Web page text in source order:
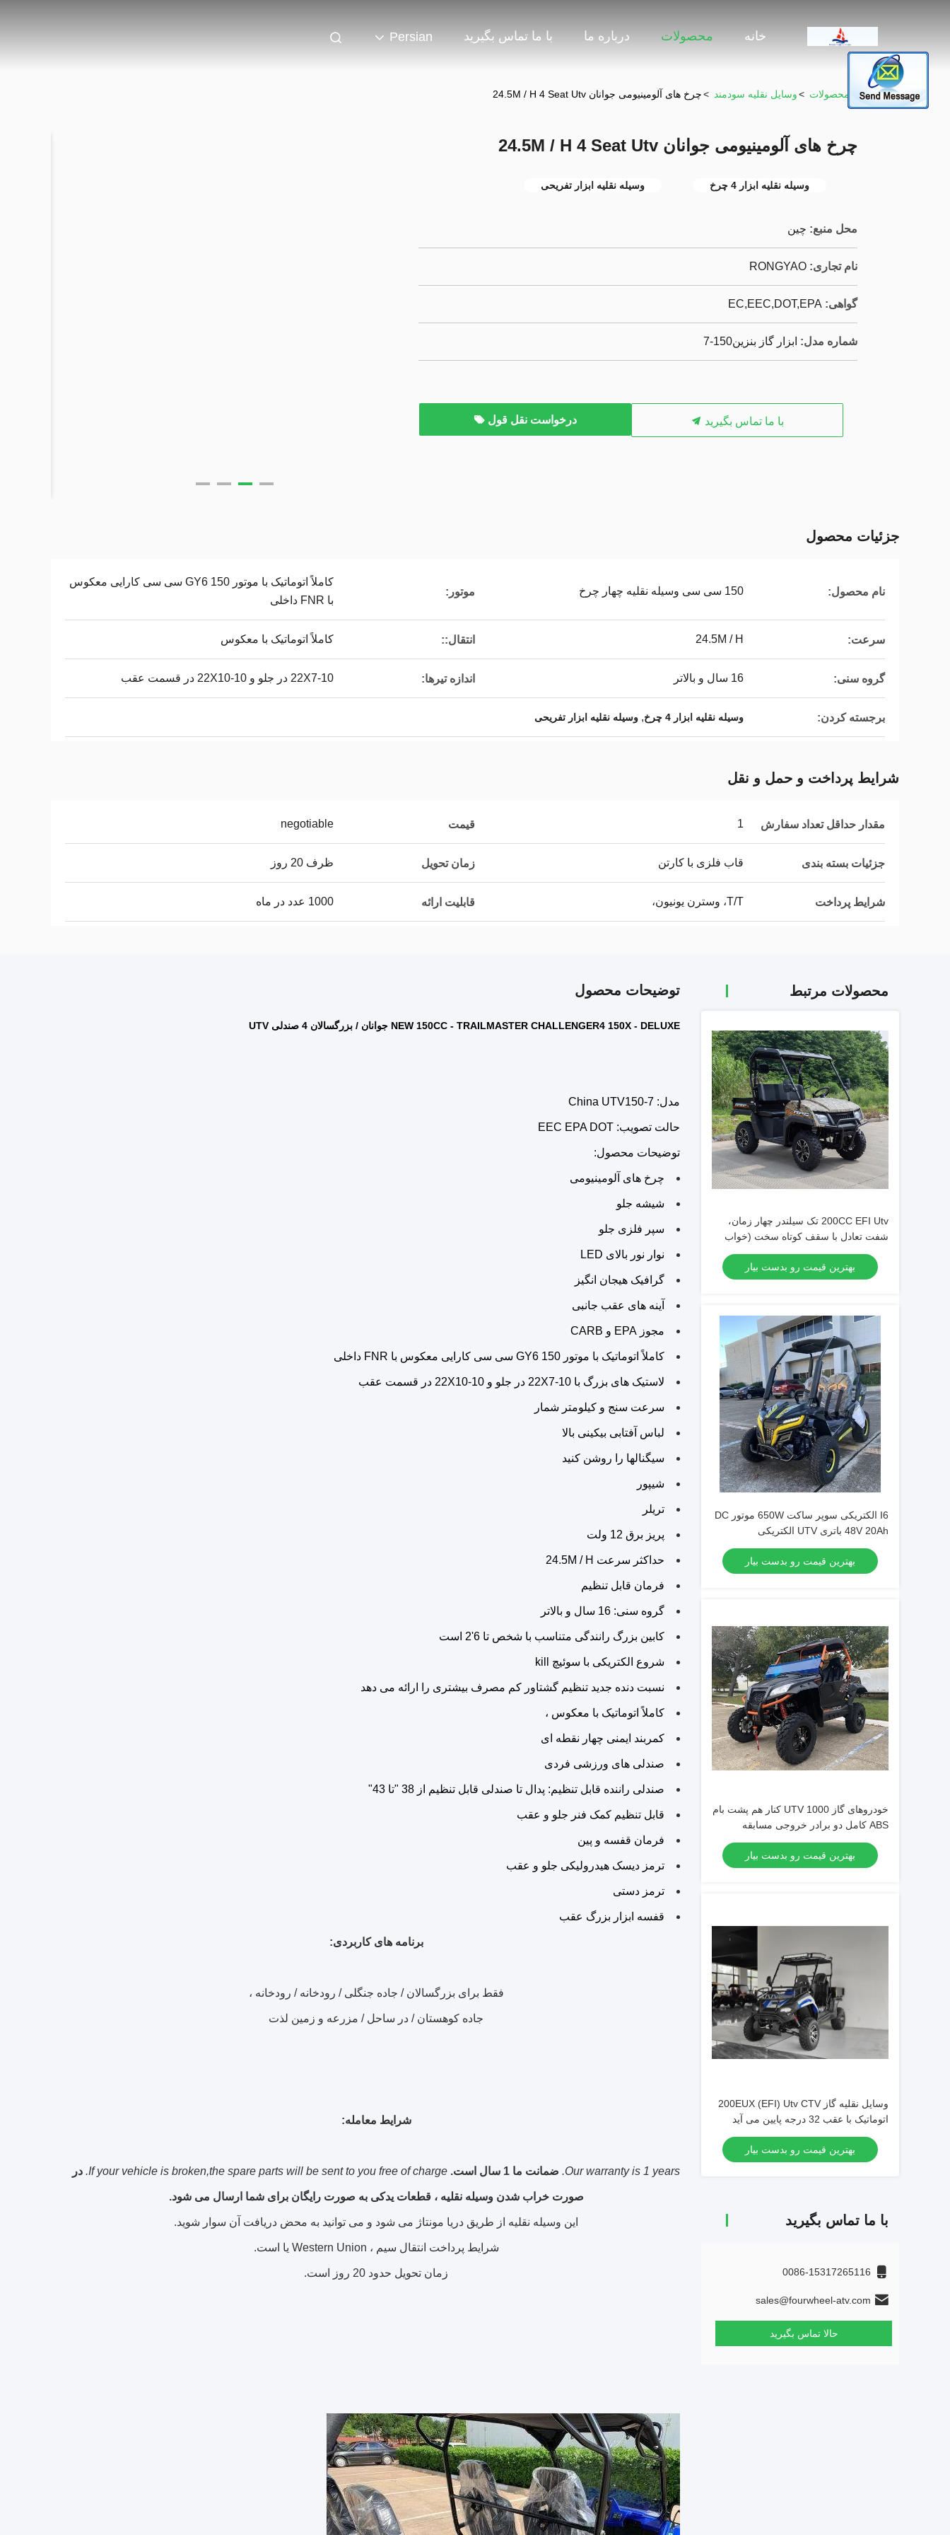
خانه محصولات درباره ما با ما تماس بگیرید Persian
خونه محصولات >وسایل نقلیه سودمند >چرخ های آلومینیومی جوانان 24.5M / H 4 Seat Utv
چرخ های آلومینیومی جوانان 24.5M / H 4 Seat Utv
وسیله نقلیه ابزار 4 چرخ وسیله نقلیه ابزار تفریحی
محل منبع: چين
نام تجاری: RONGYAO
گواهی: EC,EEC,DOT,EPA
شماره مدل: ابزار گاز بنزین150-7
با ما تماس بگیرید درخواست نقل قول
جزئیات محصول
نام محصول: 150 سی سی وسیله نقلیه چهار چرخ موتور:
کاملاً اتوماتیک با موتور GY6 150 سی سی کارایی معکوس
با FNR داخلی
سرعت: 24.5M / H انتقال:: کاملاً اتوماتیک با معکوس
گروه سنی: 16 سال و بالاتر اندازه تیرها: 22X7-10 در جلو و 22X10-10 در قسمت عقب
برجسته کردن: وسیله نقلیه ابزار 4 چرخ , وسیله نقلیه ابزار تفریحی
شرایط پرداخت و حمل و نقل
مقدار حداقل تعداد سفارش 1 قیمت negotiable
جزئیات بسته بندی قاب فلزی با کارتن زمان تحویل ظرف 20 روز
شرایط پرداخت T/T، وسترن یونیون، قابلیت ارائه 1000 عدد در ماه
محصولات مرتبط
200CC EFI Utv تک سیلندر چهار زمان،
شفت تعادل با سقف کوتاه سخت (خواب
تخلیه)
بهترین قیمت رو بدست بیار
I6 الکتریکی سوپر ساکت 650W موتور DC
48V 20Ah باتری UTV الکتریکی
بهترین قیمت رو بدست بیار
خودروهای گاز 1000 UTV کنار هم پشت بام
ABS کامل دو برادر خروجی مسابقه
بهترین قیمت رو بدست بیار
وسایل نقلیه گاز 200EUX (EFI) Utv CTV
اتوماتیک با عقب 32 درجه پایین می آید
بهترین قیمت رو بدست بیار
با ما تماس بگیرید
0086-15317265116
sales@fourwheel-atv.com
حالا تماس بگیرید
توضیحات محصول
NEW 150CC - TRAILMASTER CHALLENGER4 150X - DELUXE جوانان / بزرگسالان 4 صندلی UTV
مدل: China UTV150-7
حالت تصویب: EEC EPA DOT
توضیحات محصول:
چرخ های آلومینیومی
شیشه جلو
سپر فلزی جلو
نوار نور بالای LED
گرافیک هیجان انگیز
آینه های عقب جانبی
مجوز EPA و CARB
کاملاً اتوماتیک با موتور GY6 150 سی سی کارایی معکوس با FNR داخلی
لاستیک های بزرگ با 22X7-10 در جلو و 22X10-10 در قسمت عقب
سرعت سنج و کیلومتر شمار
لباس آفتابی بیکینی بالا
سیگنالها را روشن کنید
شیپور
تریلر
پریز برق 12 ولت
حداکثر سرعت 24.5M / H
فرمان قابل تنظیم
گروه سنی: 16 سال و بالاتر
کابین بزرگ رانندگی متناسب با شخص تا 6'2 است
شروع الکتریکی با سوئیچ kill
نسبت دنده جدید تنظیم گشتاور کم مصرف بیشتری را ارائه می دهد
کاملاً اتوماتیک با معکوس ،
کمربند ایمنی چهار نقطه ای
صندلی های ورزشی فردی
صندلی راننده قابل تنظیم: پدال تا صندلی قابل تنظیم از 38 "تا 43"
قابل تنظیم کمک فنر جلو و عقب
فرمان قفسه و پین
ترمز دیسک هیدرولیکی جلو و عقب
ترمز دستی
قفسه ابزار بزرگ عقب
برنامه های کاربردی:
فقط برای بزرگسالان / جاده جنگلی / رودخانه / رودخانه ،
جاده کوهستان / در ساحل / مزرعه و زمین لذت
شرایط معامله:
Our warranty is 1 years. ضمانت ما 1 سال است. If your vehicle is broken,the spare parts will be sent to you free of charge. در
صورت خراب شدن وسیله نقلیه ، قطعات یدکی به صورت رایگان برای شما ارسال می شود.
این وسیله نقلیه از طریق دریا مونتاژ می شود و می توانید به محض دریافت آن سوار شوید.
شرایط پرداخت انتقال سیم ، Western Union یا است.
زمان تحویل حدود 20 روز است.